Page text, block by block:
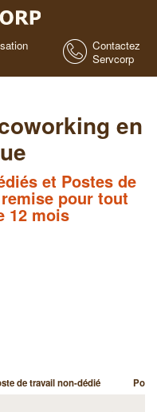
Contactez
Servcorp
en
et Postes de
pour tout
12 mois
de travail non-dédié